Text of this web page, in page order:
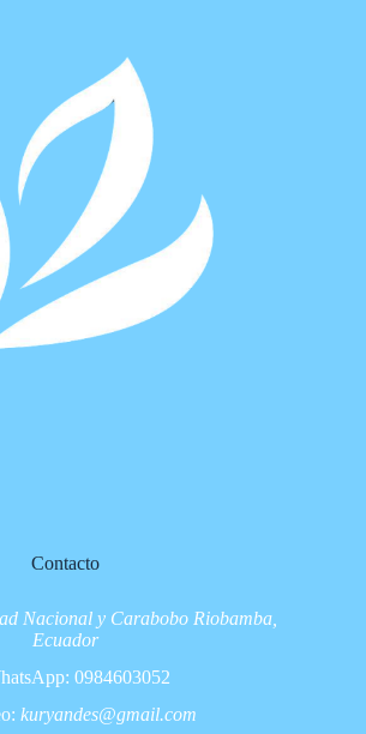
Contacto
Nacional y Carabobo Riobamba,
Ecuador
0984603052
kuryandes@gmail.com